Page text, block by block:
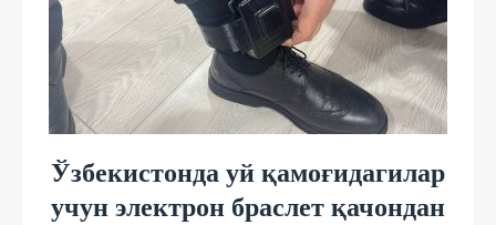
Ўзбекистонда уй қамоғидагилар
учун электрон браслет қачондан